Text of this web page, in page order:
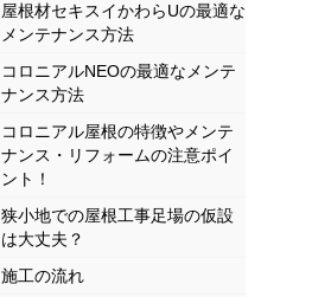
屋根材セキスイかわらUの最適な
メンテナンス方法
コロニアルNEOの最適なメンテ
ナンス方法
コロニアル屋根の特徴やメンテ
ナンス・リフォームの注意ポイ
ント！
狭小地での屋根工事足場の仮設
は大丈夫？
施工の流れ